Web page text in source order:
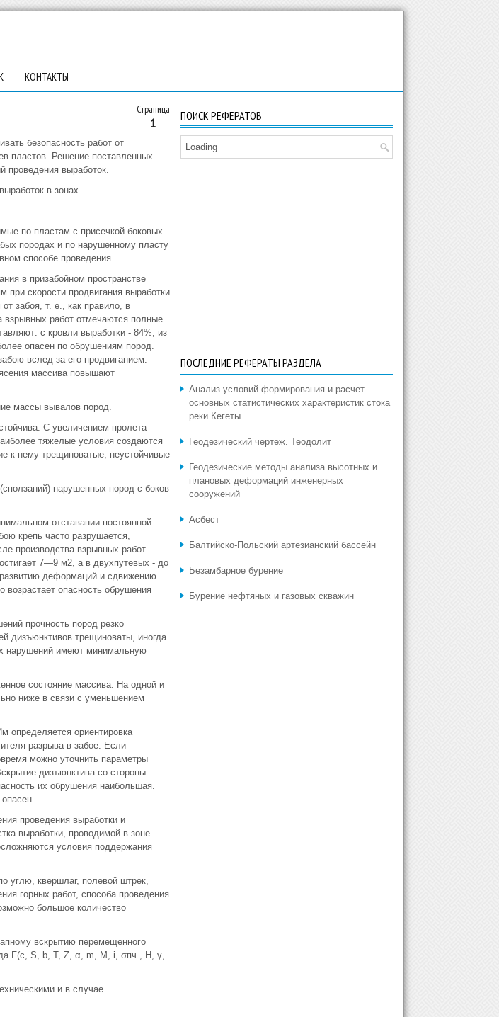
КОНТАКТЫ
Страница
1
безопасность работ от
пластов. Решение поставленных
проведения выработок.
в зонах
по пластам с присечкой боковых
породах и по нарушенному пласту
способе проведения.
в призабойном пространстве
скорости продвигания выработки
забоя, т. е., как правило, в
взрывных работ отмечаются полные
с кровли выработки - 84%, из
опасен по обрушениям пород.
вслед за его продвиганием.
массива повышают
массы вывалов пород.
С увеличением пролета
тяжелые условия создаются
к нему трещиноватые, неустойчивые
нарушенных пород с боков
отставании постоянной
крепь часто разрушается,
производства взрывных работ
7—9 м2, а в двухпутевых - до
деформаций и сдвижению
возрастает опасность обрушения
прочность пород резко
дизъюнктивов трещиноваты, иногда
нарушений имеют минимальную
состояние массива. На одной и
ниже в связи с уменьшением
определяется ориентировка
разрыва в забое. Если
можно уточнить параметры
дизъюнктива со стороны
их обрушения наибольшая.
проведения выработки и
выработки, проводимой в зоне
условия поддержания
углю, квершлаг, полевой штрек,
горных работ, способа проведения
большое количество
вскрытию перемещенного
F(c, S, b, T, Z, α, m, M, i, σпч., H, γ,
и в случае
ПОИСК РЕФЕРАТОВ
Loading
ПОСЛЕДНИЕ РЕФЕРАТЫ РАЗДЕЛА
Анализ условий формирования и расчет
основных статистических характеристик стока
реки Кегеты
Геодезический чертеж. Теодолит
Геодезические методы анализа высотных и
плановых деформаций инженерных
сооружений
Асбест
Балтийско-Польский артезианский бассейн
Безамбарное бурение
Бурение нефтяных и газовых скважин